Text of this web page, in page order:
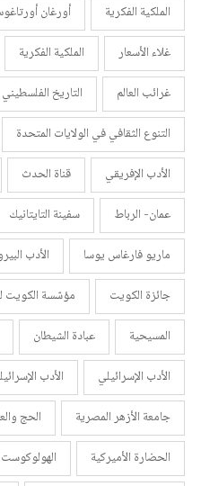
الملكية الفكرية
أورغان
غلاء الأسعار
الملكية الفكرية
غرائب العالم
التاريخ الفلسطيني
التنوع الثقافي في الولايات المتحدة
الأدب الإفريقي
قناة الحدث
عمان- الرباط
سفينة التايتانيك
ماريو فارغاس يوسا
الأدب
جائزة الكويت
مؤسّسة الكويت
المسيحية
عبادة الشيطان
الأدب الإسرائيلي
الأدب
جامعة الأزهر المصرية
الحج
الحضارة الأميركية
الهولوكوست